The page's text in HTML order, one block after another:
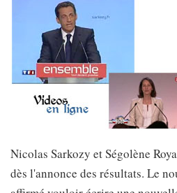
Nicolas Sarkozy et Ségolène
dès l'annonce des résultats. Le